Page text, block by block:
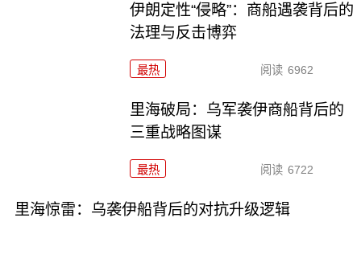
伊朗定性“侵略”：商船遇袭背后的
法理与反击博弈
最热 阅读 6962
里海破局：乌军袭伊商船背后的
三重战略图谋
最热 阅读 6722
里海惊雷：乌袭伊船背后的对抗升级逻辑